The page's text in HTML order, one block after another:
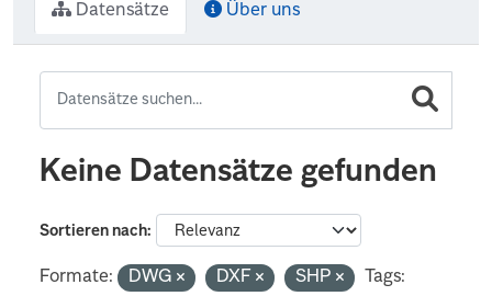
Datensätze Über uns
Keine Datensätze gefunden
Sortieren nach
Formate: DWG DXF SHP
Tags: